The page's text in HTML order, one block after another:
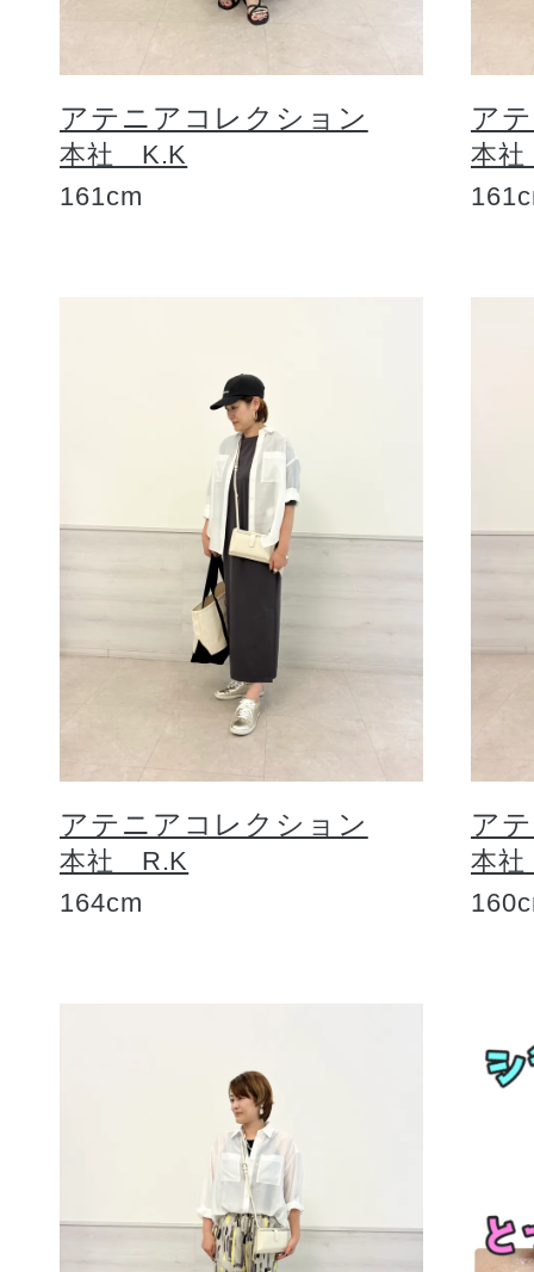
アテニアコレクション
本社 K.K
161cm
ア
本
アテニアコレクション
本社 R.K
164cm
ア
本